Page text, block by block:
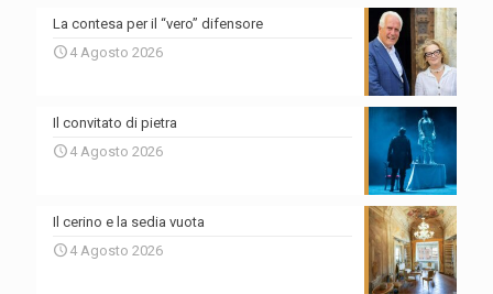
La contesa per il “vero” difensore
4 Agosto 2026
Il convitato di pietra
4 Agosto 2026
Il cerino e la sedia vuota
4 Agosto 2026